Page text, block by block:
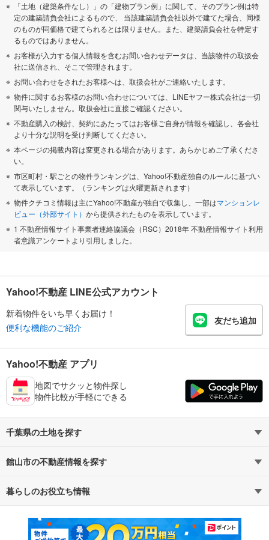
「土地（建築条件なし）」の「建物プラン例」に関して、そのプラン例は特
定の建築請負会社によるもので、 当該建築請負会社以外で建てた場合、同様
のものが同価格で建てられるとは限りません。また、建築請負会社を特定す
るものではありません。
お客様が入力する個人情報を含むお問い合わせデータは、当該物件の取扱会
社に送信され、そこで管理されます。
お問い合わせをされたお客様へは、取扱会社がご連絡いたします。
物件に関するお客様のお問い合わせについては、LINEヤフー株式会社は一切
関与いたしません。取扱会社に直接ご確認ください。
不動産購入の検討、契約にあたってはお客様ご自身が情報を確認し、各会社
より十分な説明を受け判断してください。
本ページの掲載内容は変更される場合があります。あらかじめご了承くださ
い。
市区町村・駅ごとの物件ランキングは、Yahoo!不動産独自のルールに基づい
て表示しています。（ランキングは火曜更新されます）
物件クチコミ情報は主にYahoo!不動産が独自で収集し、一部はマンションレ
ビュー（外部サイト） から提供されたものを表示しています。
1 不動産情報サイト事業者連絡協議会（RSC）2018年 不動産情報サイト利用
者意識アンケートより引用しました。
Yahoo!不動産 LINE公式アカウント
新着物件をいち早くお届け！
便利な機能のご紹介
友だち追加
Yahoo!不動産 アプリ
地図でサクッと物件探し
物件比較が手軽にできる
千葉県の土地を探す
路線・駅から探す
通勤・通学時間から探す
館山市の不動産情報を探す
不動産・住宅
新築マンション 中古マンション
暮らしのお役立ち情報
マンションカタログ 教えて！住まいの先生